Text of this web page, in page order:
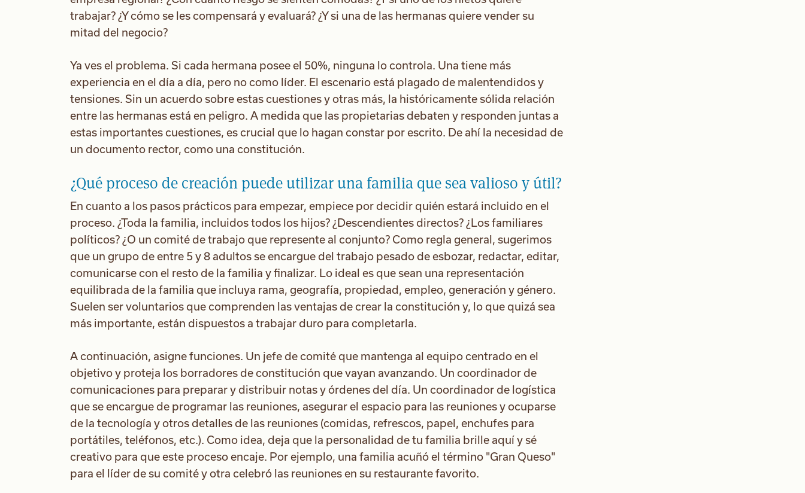
trabajar? ¿Y cómo se les compensará y evaluará? ¿Y si una de las hermanas quiere vender su
mitad del negocio?
Ya ves el problema. Si cada hermana posee el 50%, ninguna lo controla. Una tiene más
experiencia en el día a día, pero no como líder. El escenario está plagado de malentendidos y
tensiones. Sin un acuerdo sobre estas cuestiones y otras más, la históricamente sólida relación
entre las hermanas está en peligro. A medida que las propietarias debaten y responden juntas a
estas importantes cuestiones, es crucial que lo hagan constar por escrito. De ahí la necesidad de
un documento rector, como una constitución.
¿Qué proceso de creación puede utilizar una familia que sea valioso y útil?
En cuanto a los pasos prácticos para empezar, empiece por decidir quién estará incluido en el
proceso. ¿Toda la familia, incluidos todos los hijos? ¿Descendientes directos? ¿Los familiares
políticos? ¿O un comité de trabajo que represente al conjunto? Como regla general, sugerimos
que un grupo de entre 5 y 8 adultos se encargue del trabajo pesado de esbozar, redactar, editar,
comunicarse con el resto de la familia y finalizar. Lo ideal es que sean una representación
equilibrada de la familia que incluya rama, geografía, propiedad, empleo, generación y género.
Suelen ser voluntarios que comprenden las ventajas de crear la constitución y, lo que quizá sea
más importante, están dispuestos a trabajar duro para completarla.
A continuación, asigne funciones. Un jefe de comité que mantenga al equipo centrado en el
objetivo y proteja los borradores de constitución que vayan avanzando. Un coordinador de
comunicaciones para preparar y distribuir notas y órdenes del día. Un coordinador de logística
que se encargue de programar las reuniones, asegurar el espacio para las reuniones y ocuparse
de la tecnología y otros detalles de las reuniones (comidas, refrescos, papel, enchufes para
portátiles, teléfonos, etc.). Como idea, deja que la personalidad de tu familia brille aquí y sé
creativo para que este proceso encaje. Por ejemplo, una familia acuñó el término "Gran Queso"
para el líder de su comité y otra celebró las reuniones en su restaurante favorito.